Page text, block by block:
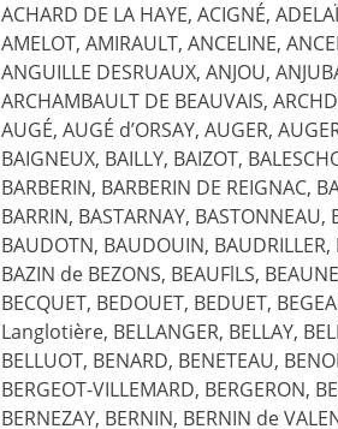
ACHARD DE LA HAYE, ACIGNÉ,
AMELOT, AMIRAULT, ANCELINE,
ANGUILLE DESRUAUX, ANJOU,
ARCHAMBAULT DE BEAUVAIS,
AUGÉ, AUGÉ d’ORSAY, AUGER,
BAIGNEUX, BAILLY, BAIZOT,
BARBERIN, BARBERIN DE REIGNAC,
BARRIN, BASTARNAY,
BAUDOTN, BAUDOUIN,
BAZIN de BEZONS, BEAUFlLS,
BECQUET, BEDOUET, BEDUET,
Langlotière, BELLANGER, BELLAY,
BELLUOT, BENARD, BENETEAU,
BERGEOT-VILLEMARD, BERGERON,
BERNEZAY, BERNIN, BERNIN de